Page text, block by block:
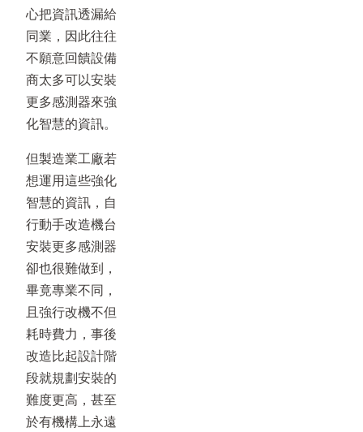
心把資訊透漏給
同業，因此往往
不願意回饋設備
商太多可以安裝
更多感測器來強
化智慧的資訊。
但製造業工廠若
想運用這些強化
智慧的資訊，自
行動手改造機台
安裝更多感測器
卻也很難做到，
畢竟專業不同，
且強行改機不但
耗時費力，事後
改造比起設計階
段就規劃安裝的
難度更高，甚至
於有機構上永遠